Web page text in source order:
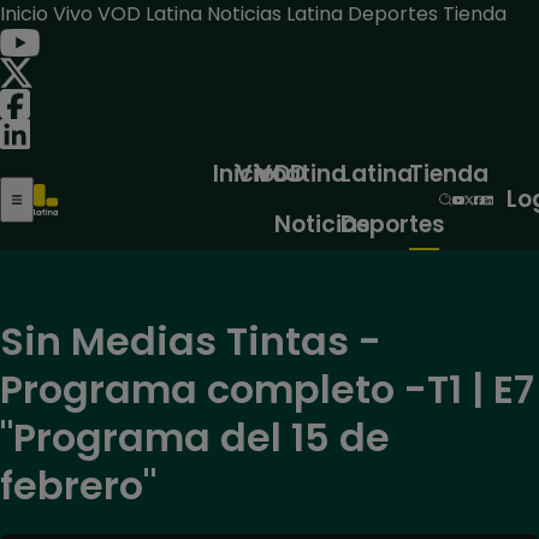
Inicio Vivo VOD Latina Noticias Latina Deportes Tienda
Inicio
Vivo
VOD
Latina
Noticias
Latina
Deportes
Tienda
Sin Medias Tintas -
Programa completo -T1 | E7
"Programa del 15 de
febrero"